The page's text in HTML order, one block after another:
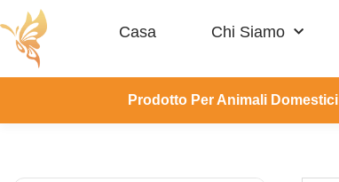
Casa Chi Siamo
Prodotto Per Animali Domestici